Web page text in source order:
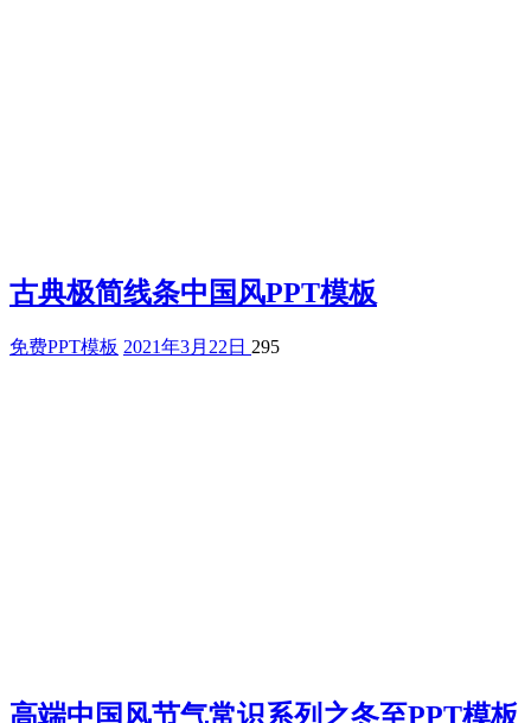
古典极简线条中国风PPT模板
免费PPT模板 2021年3月22日 295
高端中国风节气常识系列之冬至PPT模板